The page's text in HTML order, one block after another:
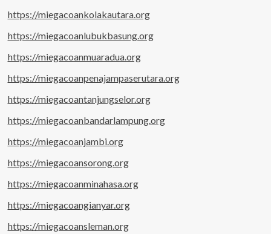
https://miegacoankolakautara.org
https://miegacoanlubukbasung.org
https://miegacoanmuaradua.org
https://miegacoanpenajampaserutara.org
https://miegacoantanjungselor.org
https://miegacoanbandarlampung.org
https://miegacoanjambi.org
https://miegacoansorong.org
https://miegacoanminahasa.org
https://miegacoangianyar.org
https://miegacoansleman.org